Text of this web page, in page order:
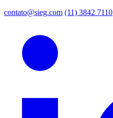
contato@sieg.com (11) 3842 7110